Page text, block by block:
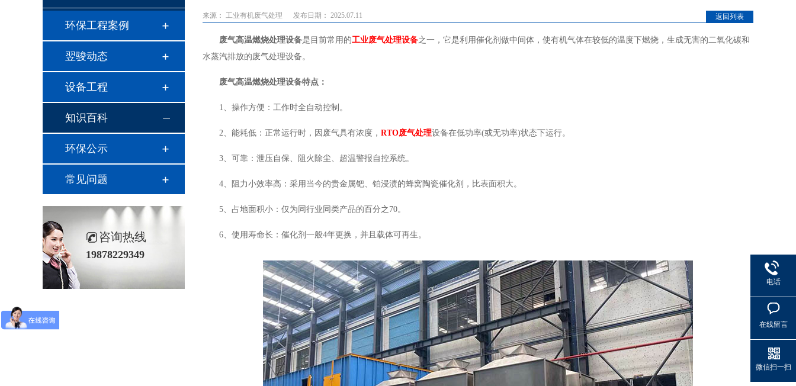
返回列表
来源： 工业有机废气处理 发布日期： 2025.07.11
废气高温燃烧处理设备是目前常用的工业废气处理设备之一，它是利用催化剂做中间体，使有机气体在较低的温度下燃烧，生成无害的二氧化碳和
水蒸汽排放的废气处理设备。
废气高温燃烧处理设备特点：
1、操作方便：工作时全自动控制。
2、能耗低：正常运行时，因废气具有浓度， RTO废气处理设备在低功率(或无功率)状态下运行。
3、可靠：泄压自保、阻火除尘、超温警报自控系统。
4、阻力小效率高：采用当今的贵金属钯、铂浸渍的蜂窝陶瓷催化剂，比表面积大。
5、占地面积小：仅为同行业同类产品的百分之70。
6、使用寿命长：催化剂一般4年更换，并且载体可再生。
环保工程案例
翌骏动态
设备工程
知识百科
环保公示
常见问题
咨询热线
19878229349
电话
在线留言
微信扫一扫